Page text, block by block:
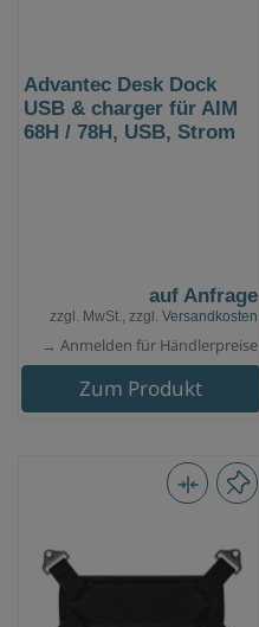
Advantec Desk Dock
USB & charger für AIM
68H / 78H, USB, Strom
auf Anfrage
zzgl. MwSt., zzgl. Versandkosten
→ Anmelden für Händlerpreise
Zum Produkt